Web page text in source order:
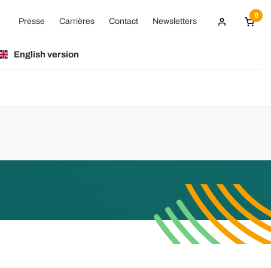
Presse Carrières Contact Newsletters
0
English version